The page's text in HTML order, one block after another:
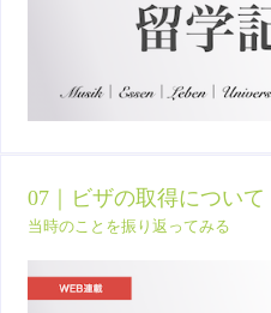
07｜ビザの取得について
当時のことを振り返ってみる